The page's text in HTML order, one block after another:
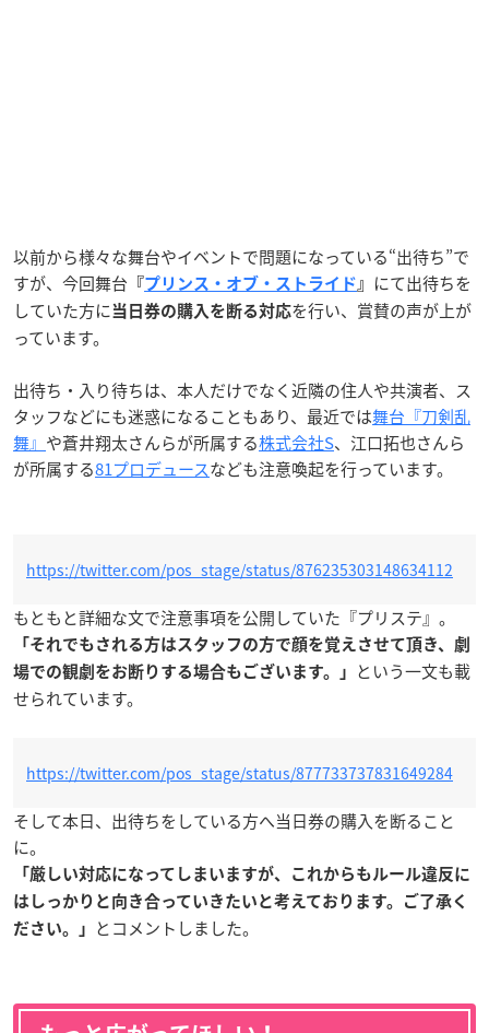
以前から様々な舞台やイベントで問題になっている“出待ち”で
すが、今回舞台 『プリンス・オブ・ストライド 』
にて出待ちを
していた方に当日券の購入を断る対応を行い、賞賛の声が上が
っています。
出待ち・入り待ちは、本人だけでなく近隣の住人や共演者、ス
タッフなどにも迷惑になることもあり、最近では舞台『刀剣乱
舞』 や蒼井翔太さんらが所属する株式会社S、江口拓也さんら
が所属する81プロデュースなども注意喚起を行っています。
https://twitter.com/pos_stage/status/876235303148634112
もともと詳細な文で注意事項を公開していた『プリステ』。
「それでもされる方はスタッフの方で顔を覚えさせて頂き、劇
場での観劇をお断りする場合もございます。」
という一文も載
せられています。
https://twitter.com/pos_stage/status/877733737831649284
そして本日、出待ちをしている方へ当日券の購入を断ること
に。
「厳しい対応になってしまいますが、これからもルール違反に
はしっかりと向き合っていきたいと考えております。ご了承く
ださい。」
とコメントしました。